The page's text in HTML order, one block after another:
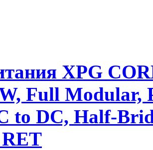
XPG
Full Modular,
to DC, Half-